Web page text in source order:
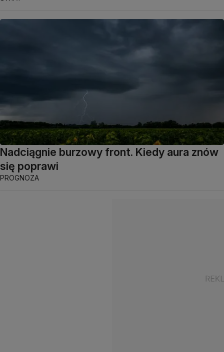
Nadciągnie burzowy front. Kiedy aura znów
się poprawi
PROGNOZA